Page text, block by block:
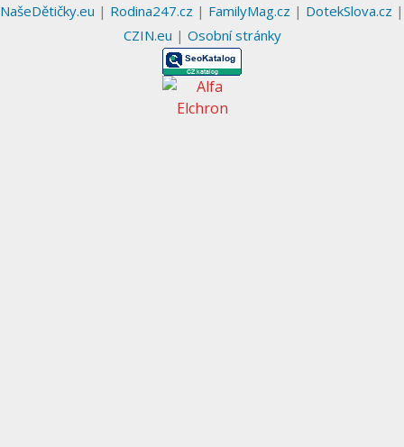
NašeDětičky.eu | Rodina247.cz | FamilyMag.cz | DotekSlova.cz |
CZIN.eu | Osobní stránky